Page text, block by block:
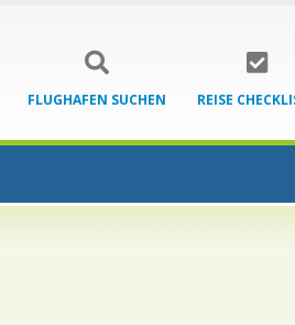
FLUGHAFEN SUCHEN REISE